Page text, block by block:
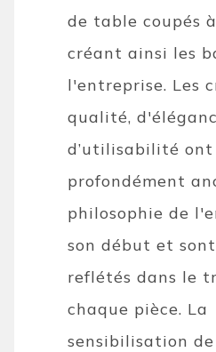
de table coupés
créant ainsi les
l'entreprise. Les
qualité,
d’utilisabilité ont
profondément
philosophie de
son début et
reflétés dans le
chaque pièce. La
sensibilisation de